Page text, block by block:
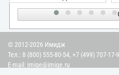
© 2012-2026 Имидж
Тел.: 8 (800) 555-80-54, +7 (499) 707-17-
E-mail: imige@imige.ru